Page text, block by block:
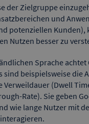
der Zielgruppe
und
potenziellen Kunden),
Nutzen besser zu
Sprache achtet
sind beispielsweise die
Verweildauer (Dwell
Rate). Sie geben
wie lange Nutzer mit